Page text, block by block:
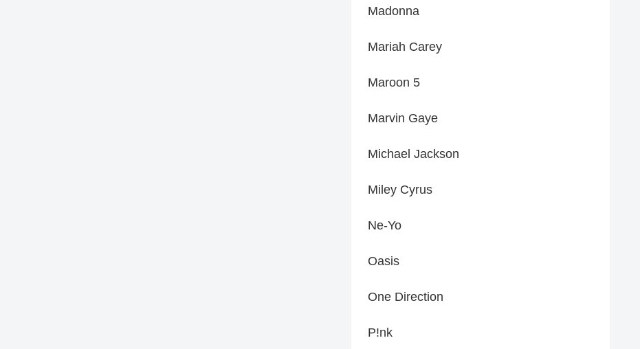
Madonna
Mariah Carey
Maroon 5
Marvin Gaye
Michael Jackson
Miley Cyrus
Ne-Yo
Oasis
One Direction
P!nk